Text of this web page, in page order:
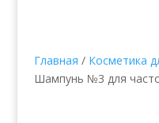
Главная / Косметика
Шампунь №3 для